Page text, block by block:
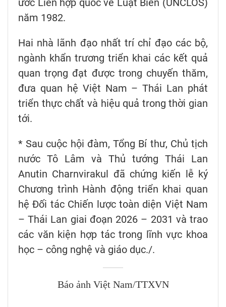
ước Liên hợp quốc về Luật Biển (UNCLOS)
năm 1982.
Hai nhà lãnh đạo nhất trí chỉ đạo các bộ,
ngành khẩn trương triển khai các kết quả
quan trọng đạt được trong chuyến thăm,
đưa quan hệ Việt Nam – Thái Lan phát
triển thực chất và hiệu quả trong thời gian
tới.
* Sau cuộc hội đàm, Tổng Bí thư, Chủ tịch
nước Tô Lâm và Thủ tướng Thái Lan
Anutin Charnvirakul đã chứng kiến lễ ký
Chương trình Hành động triển khai quan
hệ Đối tác Chiến lược toàn diện Việt Nam
– Thái Lan giai đoạn 2026 – 2031 và trao
các văn kiện hợp tác trong lĩnh vực khoa
học – công nghệ và giáo dục./.
Báo ảnh Việt Nam/TTXVN